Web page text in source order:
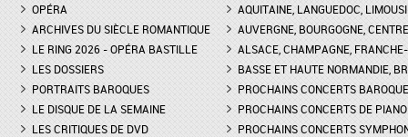
OPÉRA
ARCHIVES DU SIÈCLE ROMANTIQUE
LE RING 2026 - OPÉRA BASTILLE
LES DOSSIERS
PORTRAITS BAROQUES
LE DISQUE DE LA SEMAINE
LES CRITIQUES DE DVD
AQUITAINE, LANGUEDOC,
AUVERGNE, BOURGOGNE, CENTRE
ALSACE, CHAMPAGNE,
BASSE ET HAUTE NORMANDIE,
PROCHAINS CONCERTS
PROCHAINS CONCERTS DE PIANO
PROCHAINS CONCERTS